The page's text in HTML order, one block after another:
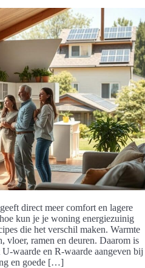
direct meer comfort en lagere
kun je je woning energiezuinig
die het verschil maken. Warmte
vloer, ramen en deuren. Daarom is
waarde en R-waarde aangeven bij
en goede […]